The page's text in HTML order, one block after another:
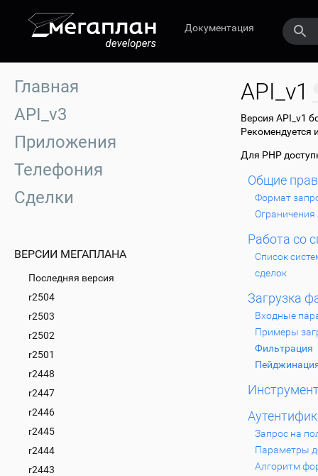
Документация
Главная
API_v3
Приложения
Телефония
Сделки
ВЕРСИИ МЕГАПЛАНА
Последняя версия
r2504
r2503
r2502
r2501
r2448
r2447
r2446
r2445
r2444
r2443
API_v1
Версия API_v1
Рекомендуется
Для PHP
Общие
Формат
Ограничения
Работа со
Список
сделок
Загрузка
Входные
Примеры
Фильтрация
Запрос на
Параметры
Алгоритм